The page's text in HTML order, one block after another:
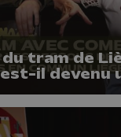
du tram de
il devenu
| CoMBaLi